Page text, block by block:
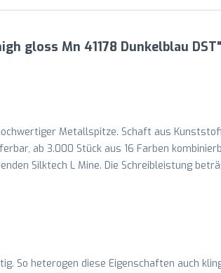
gloss Mn 41178 Dunkelblau
Metallspitze. Schaft aus
ab 3.000 Stück aus 16 Farben
Silktech L Mine. Die Schreibleistung
So heterogen diese Eigenschaften auch